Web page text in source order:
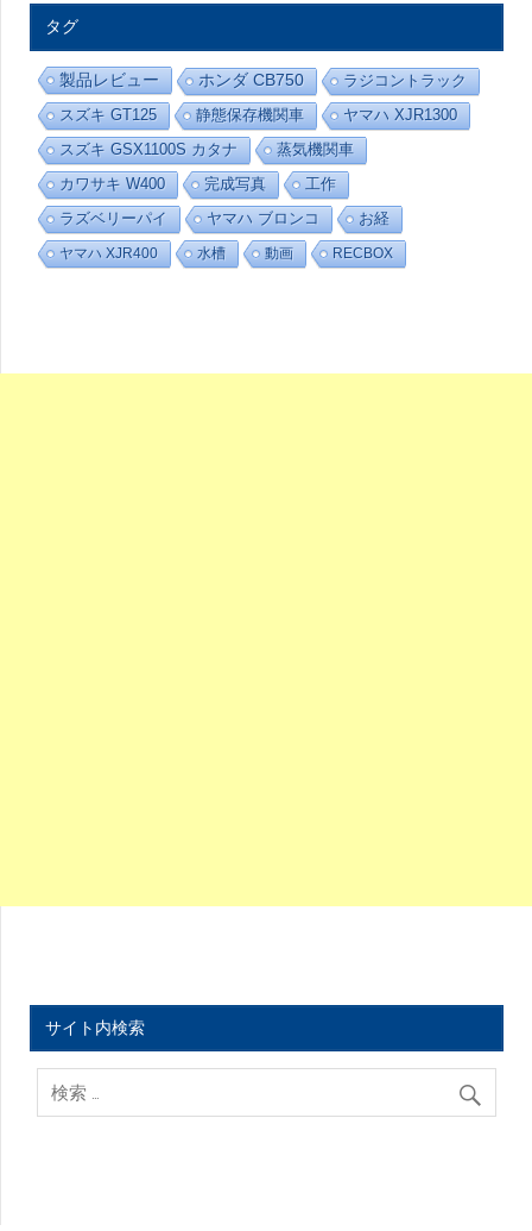
屋
カ
テ
ゴ
リ
ー
タグ
製品レビュー ホンダ CB750
ラジコントラック
スズキ GT125
静態保存機関車
ヤマハ XJR1300
スズキ GSX1100S カタナ
蒸気機関車
カワサキ W400
完成写真
工作
ラズベリーパイ
ヤマハ ブロンコ お経
ヤマハ XJR400 水槽 動画 RECBOX
サイト内検索